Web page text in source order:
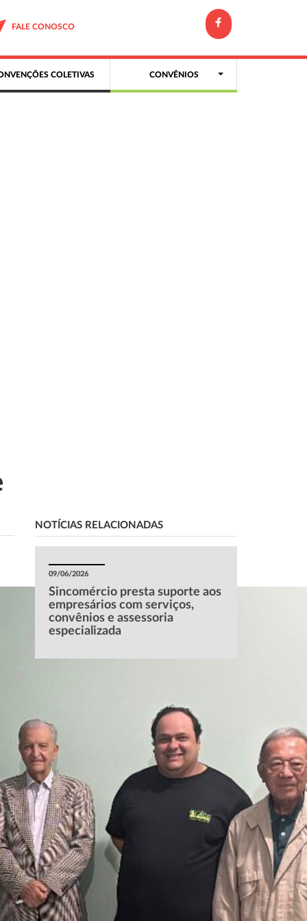
FALE CONOSCO
COLETIVAS CONVÊNIOS
NOTÍCIAS RELACIONADAS
09/06/2026
Sincomércio presta suporte aos
empresários com serviços,
convênios e assessoria
especializada